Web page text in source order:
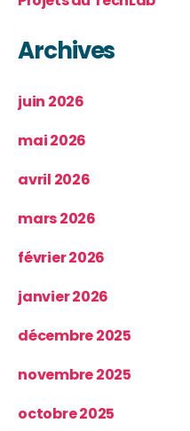
Archives
juin 2026
mai 2026
avril 2026
mars 2026
février 2026
janvier 2026
décembre 2025
novembre 2025
octobre 2025